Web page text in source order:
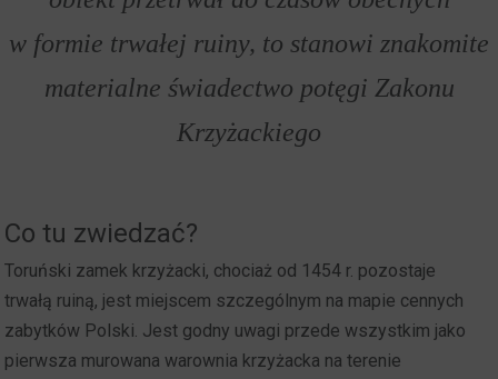
w formie trwałej ruiny, to stanowi znakomite
materialne świadectwo potęgi Zakonu
Krzyżackiego
Co tu zwiedzać?
Toruński zamek krzyżacki, chociaż od 1454 r. pozostaje
trwałą ruiną, jest miejscem szczególnym na mapie cennych
zabytków Polski. Jest godny uwagi przede wszystkim jako
pierwsza murowana warownia krzyżacka na terenie